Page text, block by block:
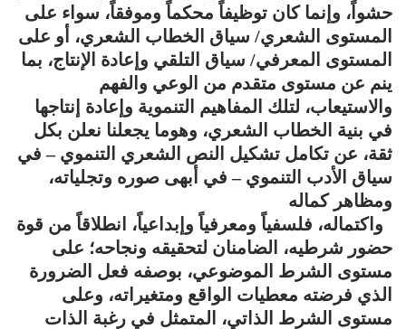
حشواً، وإنما كان توظيفاً محكماً وموفقاً، سواء على
المستوى الشعري/ سياق الخطاب الشعري، أو على
المستوى المعرفي/ سياق التلقي وإعادة الإنتاج، بما
ينم عن مستوى متقدم من الوعي والفهم
والاستيعاب، لتلك المفاهيم التنموية وإعادة إنتاجها
في بنية الخطاب الشعري، وهوما يجعلنا نعلن بكل
ثقة، عن تكامل تشكيل النص الشعري التنموي – في
سياق الأدب التنموي – في أبهى صوره وتجلياته،
ومظاهر كماله
واكتماله، فلسفياً ومعرفياً وإبداعياً، انطلاقاً من قوة
حضور شرطيه، الضامنان لتحقيقه ونجاحه؛ على
مستوى الشرط الموضوعي، بوصفه فعل الضرورة
الذي فرضته معطيات الواقع ومتغيراته، وعلى
مستوى الشرط الذاتي، المتمثل في رغبة الذات